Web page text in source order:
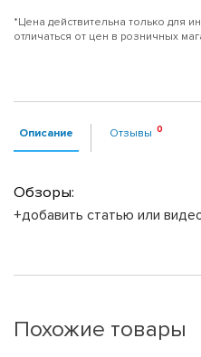
*Цена действительна только для
отличаться от цен в розничных
Описание Отзывы
Обзоры:
+добавить статью или
Похожие товары